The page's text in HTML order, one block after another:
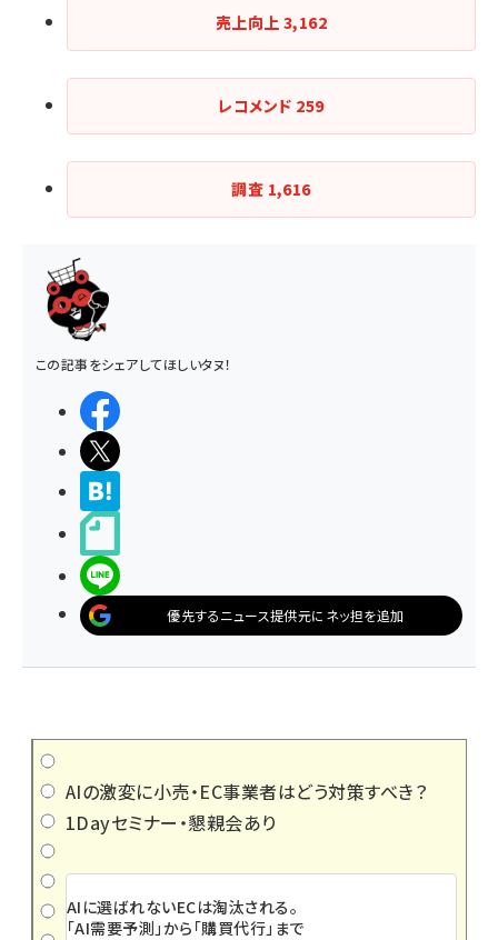
売上向上 3,162
レコメンド 259
調査 1,616
この記事をシェアしてほしいタヌ！
優先するニュース提供元にネッ担を追加
AIの激変に小売・EC事業者はどう対策すべき？
1Dayセミナー・懇親会あり
AIに選ばれないECは淘汰される。
「AI需要予測」から「購買代行」まで